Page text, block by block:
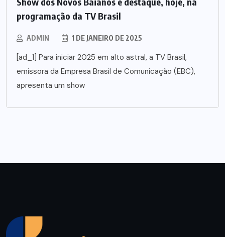
programação da TV Brasil
ADMIN 1 DE JANEIRO DE 2025
[ad_1] Para iniciar 2025 em alto astral, a TV Brasil,
emissora da Empresa Brasil de Comunicação (EBC),
apresenta um show